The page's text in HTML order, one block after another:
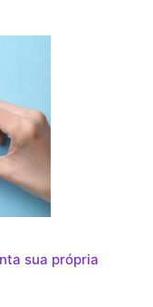
sua própria